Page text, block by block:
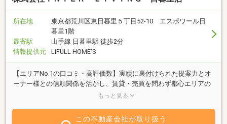
所在地
東京都荒川区東日暮里５丁目52-10 エスポワール日
暮里1階
最寄駅
山手線 日暮里駅 徒歩2分
情報提供元
LIFULL HOME'S
【エリアNo.1の口コミ・高評価数】実績に裏付けられた提案力とオ
ーナー様との信頼関係を活かし、賃貸・売買を問わず都心エリアの
住まい探しを丁寧にサポートします。お部屋探しは当店にお任せ下
もっと見る
この不動産会社が取り扱う